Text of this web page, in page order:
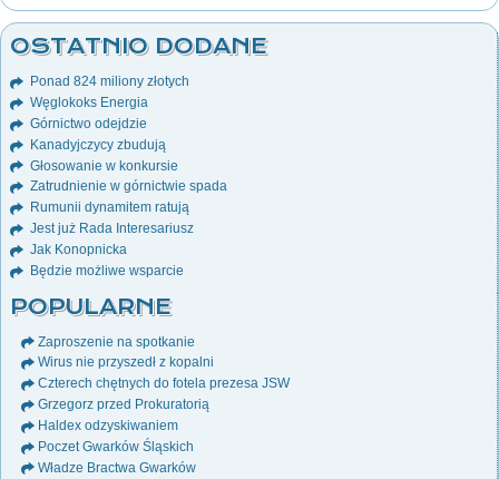
OSTATNIO DODANE
Ponad 824 miliony złotych
Węglokoks Energia
Górnictwo odejdzie
Kanadyjczycy zbudują
Głosowanie w konkursie
Zatrudnienie w górnictwie spada
Rumunii dynamitem ratują
Jest już Rada Interesariusz
Jak Konopnicka
Będzie możliwe wsparcie
POPULARNE
Zaproszenie na spotkanie
Wirus nie przyszedł z kopalni
Czterech chętnych do fotela prezesa JSW
Grzegorz przed Prokuratorią
Haldex odzyskiwaniem
Poczet Gwarków Śląskich
Władze Bractwa Gwarków